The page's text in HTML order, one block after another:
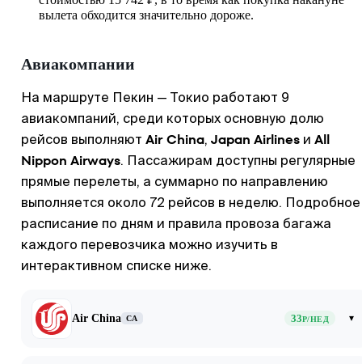
вылета обходится значительно дороже.
Авиакомпании
На маршруте Пекин — Токио работают 9
авиакомпаний, среди которых основную долю
рейсов выполняют Air China, Japan Airlines и All
Nippon Airways. Пассажирам доступны регулярные
прямые перелеты, а суммарно по направлению
выполняется около 72 рейсов в неделю. Подробное
расписание по дням и правила провоза багажа
каждого перевозчика можно изучить в
интерактивном списке ниже.
Air China CA 33Р/НЕД ▾